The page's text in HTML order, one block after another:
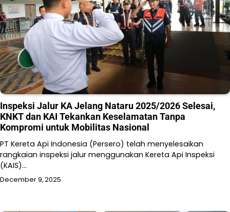
Inspeksi Jalur KA Jelang Nataru 2025/2026 Selesai,
KNKT dan KAI Tekankan Keselamatan Tanpa
Kompromi untuk Mobilitas Nasional
PT Kereta Api Indonesia (Persero) telah menyelesaikan
rangkaian inspeksi jalur menggunakan Kereta Api Inspeksi
(KAIS)…
December 9, 2025